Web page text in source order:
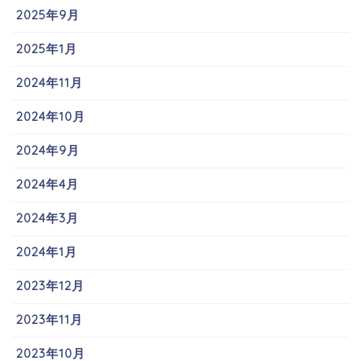
2025年9月
2025年1月
2024年11月
2024年10月
2024年9月
2024年4月
2024年3月
2024年1月
2023年12月
2023年11月
2023年10月